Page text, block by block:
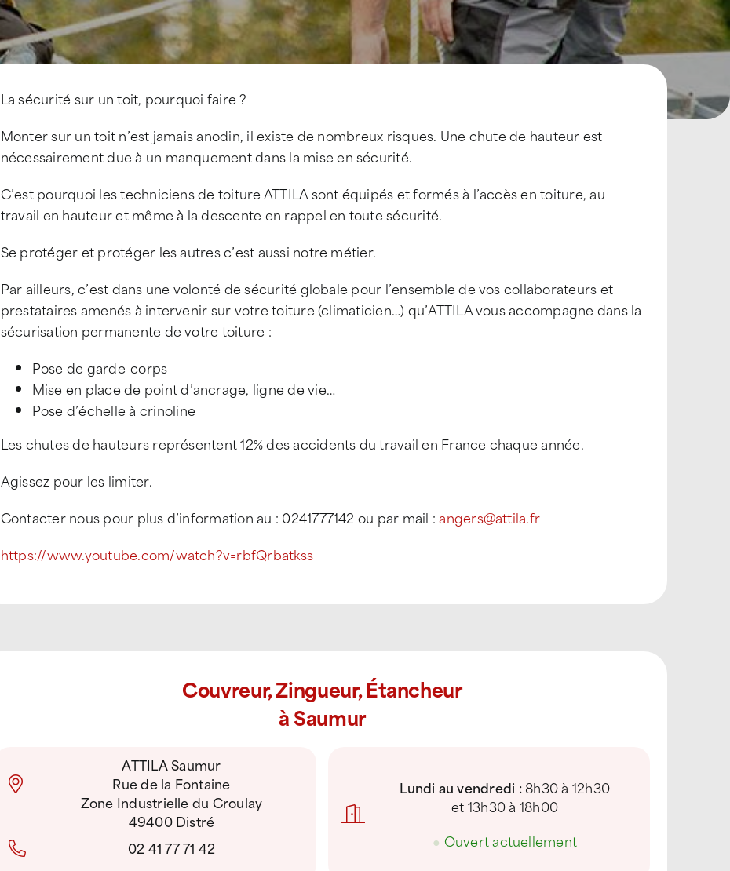
La sécurité sur un toit, pourquoi faire ?
Monter sur un toit n’est jamais anodin, il existe de nombreux risques. Une chute de hauteur est
nécessairement due à un manquement dans la mise en sécurité.
C’est pourquoi les techniciens de toiture ATTILA sont équipés et formés à l’accès en toiture, au
travail en hauteur et même à la descente en rappel en toute sécurité.
Se protéger et protéger les autres c’est aussi notre métier.
Par ailleurs, c’est dans une volonté de sécurité globale pour l’ensemble de vos collaborateurs et
prestataires amenés à intervenir sur votre toiture (climaticien…) qu’ATTILA vous accompagne dans la
sécurisation permanente de votre toiture :
Pose de garde-corps
Mise en place de point d’ancrage, ligne de vie…
Pose d’échelle à crinoline
Les chutes de hauteurs représentent 12% des accidents du travail en France chaque année.
Agissez pour les limiter.
Contacter nous pour plus d’information au : 0241777142 ou par mail :angers@attila.fr
https://www.youtube.com/watch?v=rbfQrbatkss
Couvreur, Zingueur, Étancheur
à Saumur
ATTILA Saumur
Rue de la Fontaine
Zone Industrielle du Croulay
49400 Distré
02 41 77 71 42
Lundi au vendredi :8h30 à 12h30
et 13h30 à 18h00
● Ouvert actuellement